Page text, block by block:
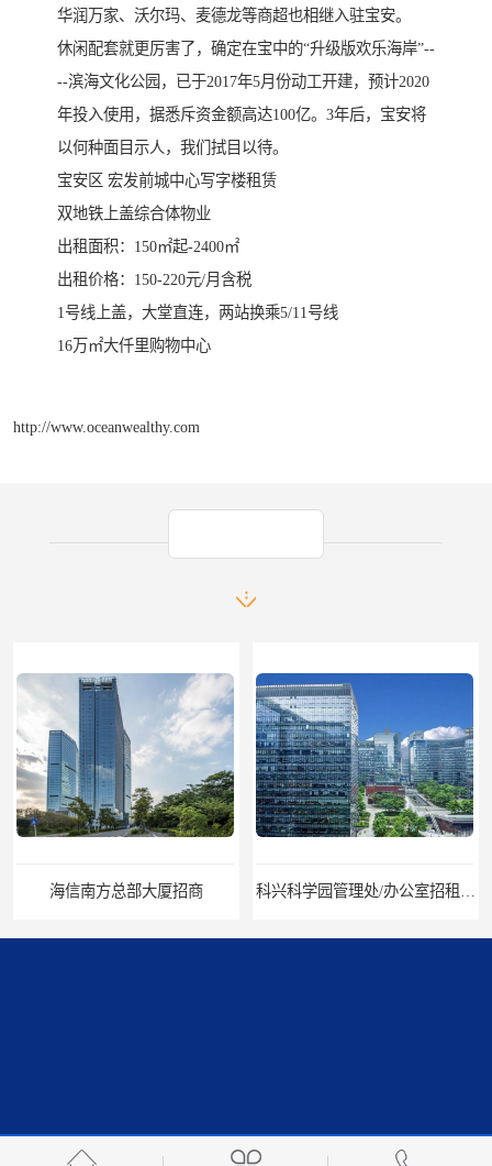
华润万家、沃尔玛、麦德龙等商超也相继入驻宝安。
休闲配套就更厉害了，确定在宝中的“升级版欢乐海岸”--
--滨海文化公园，已于2017年5月份动工开建，预计2020
年投入使用，据悉斥资金额高达100亿。3年后，宝安将
以何种面目示人，我们拭目以待。
宝安区 宏发前城中心写字楼租赁
双地铁上盖综合体物业
出租面积：150㎡起-2400㎡
出租价格：150-220元/月含税
1号线上盖，大堂直连，两站换乘5/11号线
16万㎡大仟里购物中心
http://www.oceanwealthy.com
中国华润大厦招商